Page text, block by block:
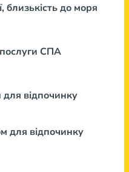
близькість до моря
СПА
відпочинку
для відпочинку